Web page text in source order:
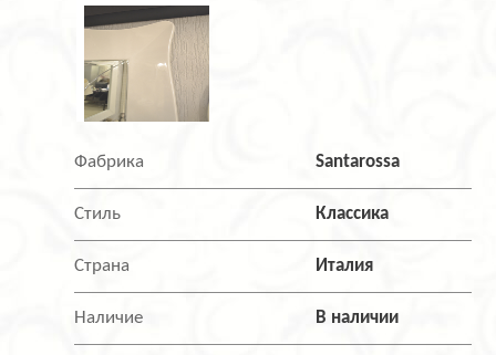
Фабрика Santarossa
Стиль Классика
Страна Италия
Наличие В наличии